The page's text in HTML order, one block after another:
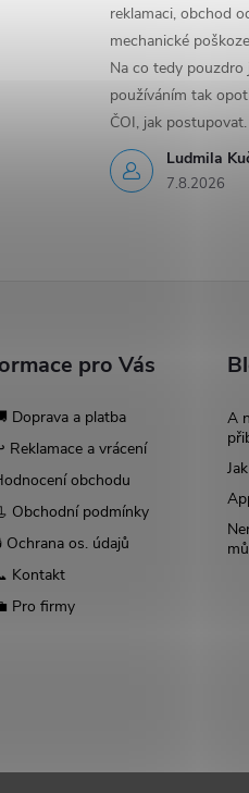
Ludmila
7.8.2026
reklamaci, obchod
mechanické
Na co tedy pouzdro
používáním tak
ČOI, jak postupovat.
pro Vás
Doprava a platba
Reklamace a vrácení
obchodu
Obchodní podmínky
Ochrana os. údajů
Kontakt
Pro firmy
A